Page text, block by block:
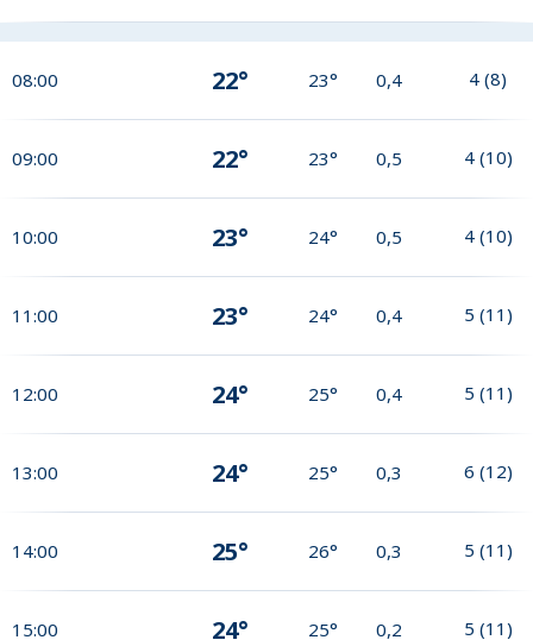
08:00 22° 23° 0,4 4 (8)
09:00 22° 23° 0,5 4 (10)
10:00 23° 24° 0,5 4 (10)
11:00 23° 24° 0,4 5 (11)
12:00 24° 25° 0,4 5 (11)
13:00 24° 25° 0,3 6 (12)
14:00 25° 26° 0,3 5 (11)
15:00 24° 25° 0,2 5 (11)